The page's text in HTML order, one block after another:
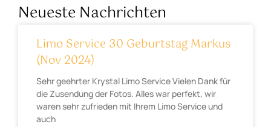
Neueste Nachrichten
Limo Service 30 Geburtstag Markus
(Nov 2024)
Sehr geehrter Krystal Limo Service Vielen Dank für
die Zusendung der Fotos. Alles war perfekt, wir
waren sehr zufrieden mit Ihrem Limo Service und
auch